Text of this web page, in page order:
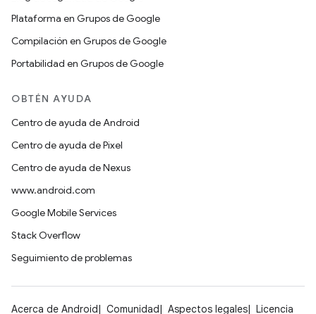
Plataforma en Grupos de Google
Compilación en Grupos de Google
Portabilidad en Grupos de Google
OBTÉN AYUDA
Centro de ayuda de Android
Centro de ayuda de Pixel
Centro de ayuda de Nexus
www.android.com
Google Mobile Services
Stack Overflow
Seguimiento de problemas
Acerca de Android Comunidad Aspectos legales Licencia